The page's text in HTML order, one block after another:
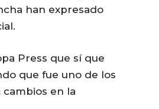
han expresado
Press que sí que
que fue uno de los
cambios en la